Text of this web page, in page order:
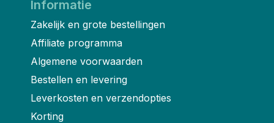
Informatie
Zakelijk en grote bestellingen
Affiliate programma
Algemene voorwaarden
Bestellen en levering
Leverkosten en verzendopties
Korting